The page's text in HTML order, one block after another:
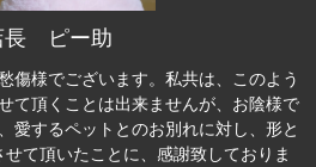
長 ピー助
傷様でございます。私共は、このよう
て頂くことは出来ませんが、お陰様で
愛するペットとのお別れに対し、形と
て頂いたことに、感謝致しておりま